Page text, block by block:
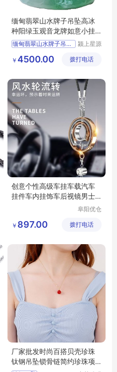
缅甸翡翠山水牌子吊坠高冰
种阳绿玉观音龙牌如意小挂
坠男女
缅甸翡翠山水牌子吊坠高冰
颍上星源
有限公司
￥ 4500.00 拨打电话
创意个性高级车挂车载汽车
挂件车内挂饰车后视镜男士
阜阳优仓
限公司
￥ 897.00 拨打电话
厂家批发时尚百搭贝壳珍珠
钛钢吊坠锁骨链简约珍珠项